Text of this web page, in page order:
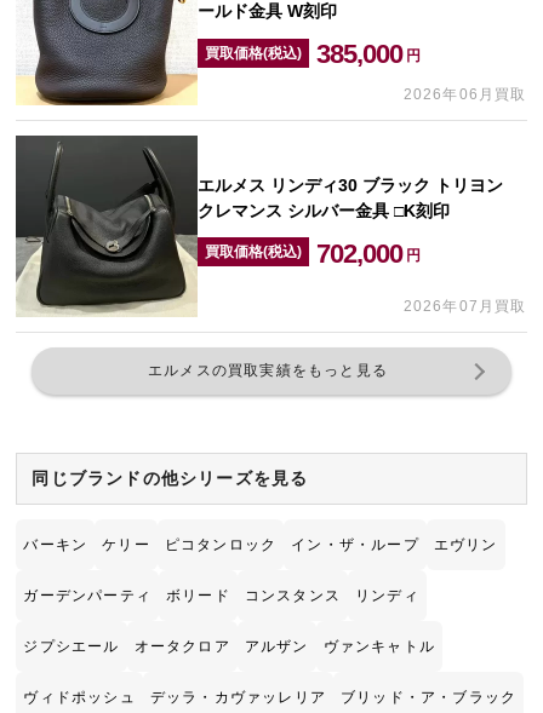
ールド金具 W刻印
買取価格(税込) 385,000 円
2026年06月買取
エルメス リンディ30 ブラック トリヨン
クレマンス シルバー金具 □K刻印
買取価格(税込) 702,000 円
2026年07月買取
エルメスの買取実績をもっと見る
同じブランドの他シリーズを見る
バーキン ケリー ピコタンロック イン・ザ・ループ エヴリン
ガーデンパーティ ボリード コンスタンス リンディ
ジプシエール オータクロア アルザン ヴァンキャトル
ヴィドポッシュ デッラ・カヴァッレリア ブリッド・ア・ブラック